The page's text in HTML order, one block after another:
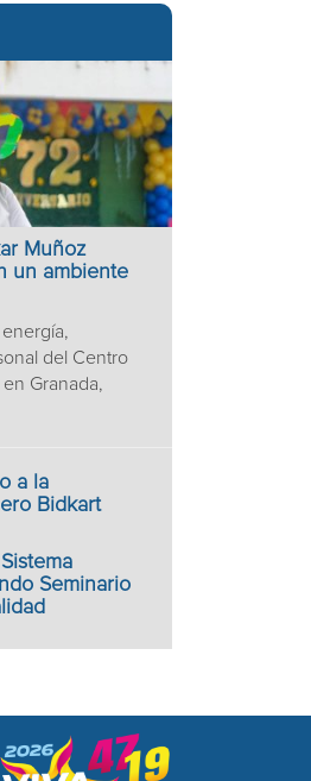
Muñoz
un ambiente
del Centro
Granada,
a la
Bidkart
Seminario